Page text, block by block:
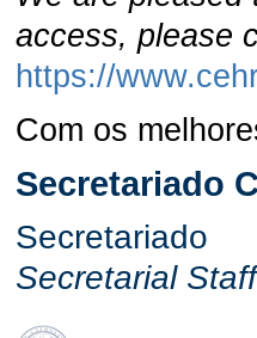
access, please
https://
Com os
Secretariado
Secretariado
Secretarial Staff